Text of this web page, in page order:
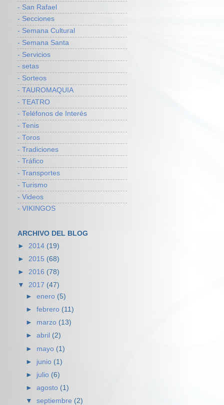
- San Rafael
- Secciones
- Semana Cultural
- Semana Santa
- Servicios
- setas
- Sorteos
- TAUROMAQUIA
- TEATRO
- Teléfonos de Interés
- Tenis
- Toros
- Tradiciones
- Tráfico
- Transportes
- Turismo
- Videos
- VIKINGOS
ARCHIVO DEL BLOG
► 2014 (19)
► 2015 (68)
► 2016 (78)
▼ 2017 (47)
►enero (5)
►febrero (11)
► marzo (13)
►abril (2)
► mayo (1)
► junio (1)
► julio (6)
►agosto (1)
▼septiembre (2)